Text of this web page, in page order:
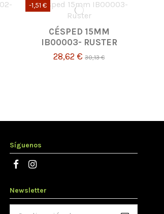
-1,51 €
CÉSPED 15MM
IB00003- RUSTER
28,62 €30,13 €
Síguenos
Newsletter